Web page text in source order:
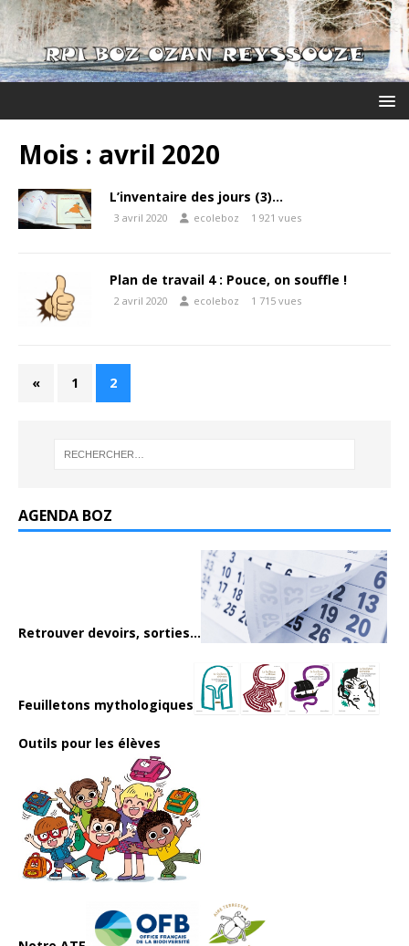
Mois : avril 2020
L’inventaire des jours (3)…
3 avril 2020 ecoleboz 1 921 vues
Plan de travail 4 : Pouce, on souffle !
2 avril 2020 ecoleboz 1 715 vues
« 1 2
AGENDA BOZ
Retrouver devoirs, sorties...
Feuilletons mythologiques
Outils pour les élèves